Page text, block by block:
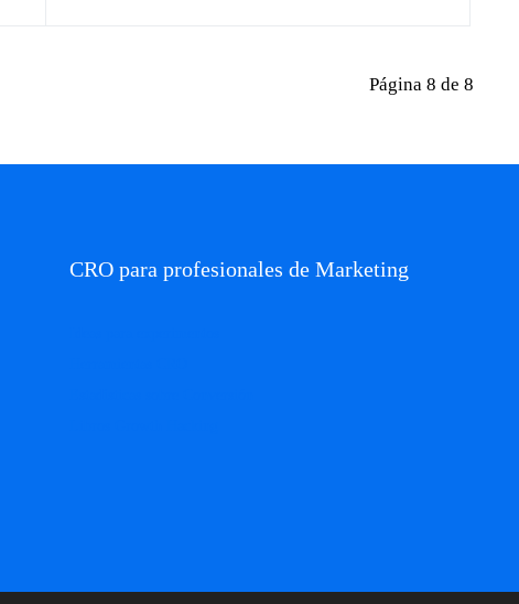
Página 8 de 8
CRO para profesionales de Marketing